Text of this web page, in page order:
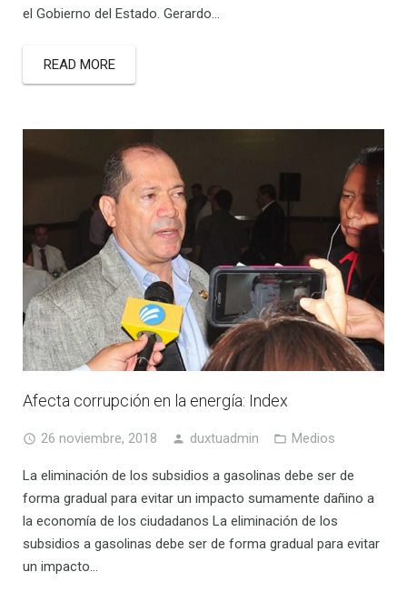
el Gobierno del Estado. Gerardo…
READ MORE
Afecta corrupción en la energía: Index
26 noviembre, 2018 duxtuadmin Medios
La eliminación de los subsidios a gasolinas debe ser de
forma gradual para evitar un impacto sumamente dañino a
la economía de los ciudadanos La eliminación de los
subsidios a gasolinas debe ser de forma gradual para evitar
un impacto…